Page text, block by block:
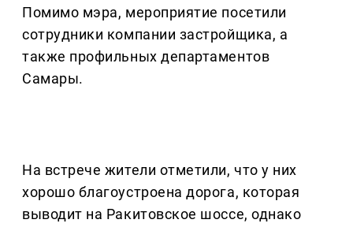
Помимо мэра, мероприятие посетили
сотрудники компании застройщика, а
также профильных департаментов
Самары.
На встрече жители отметили, что у них
хорошо благоустроена дорога, которая
выводит на Ракитовское шоссе, однако